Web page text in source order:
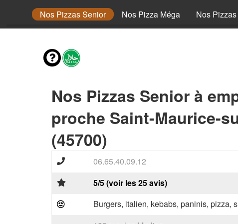
Nos Pizzas Senior Nos Pizza Méga Nos
Nos Pizzas Senior à
proche Saint-Maurice-
(45700)
06.65.40.09.12
5/5 (voir les 25 avis)
Burgers, italien, kebabs, paninis, pizza,